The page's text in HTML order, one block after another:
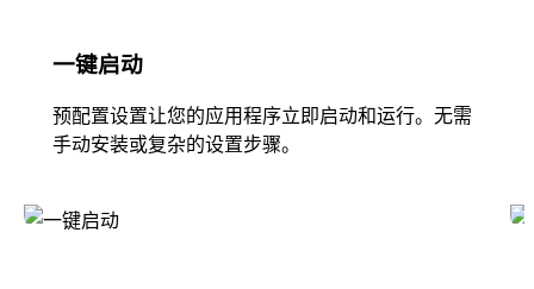
一键启动
预配置设置让您的应用程序立即启动和运行。无需
手动安装或复杂的设置步骤。